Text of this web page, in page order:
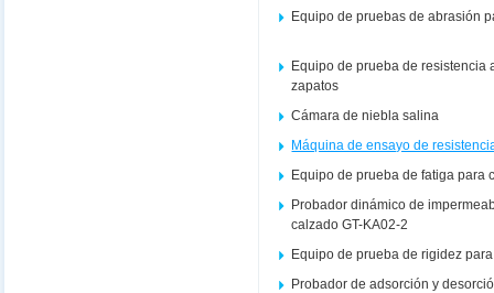
Equipo de pruebas de abrasión
Equipo de prueba de resistencia
zapatos
Cámara de niebla salina
Máquina de ensayo de
Equipo de prueba de fatiga para
Probador dinámico de
calzado GT-KA02-2
Equipo de prueba de rigidez
Probador de adsorción y